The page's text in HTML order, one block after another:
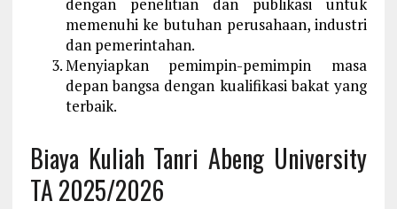
memenuhi ke butuhan perusahaan, industri
dan pemerintahan.
Menyiapkan pemimpin-pemimpin masa
depan bangsa dengan kualifikasi bakat yang
terbaik.
Biaya Kuliah Tanri Abeng University
TA 2025/2026